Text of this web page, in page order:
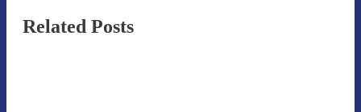
Related Posts